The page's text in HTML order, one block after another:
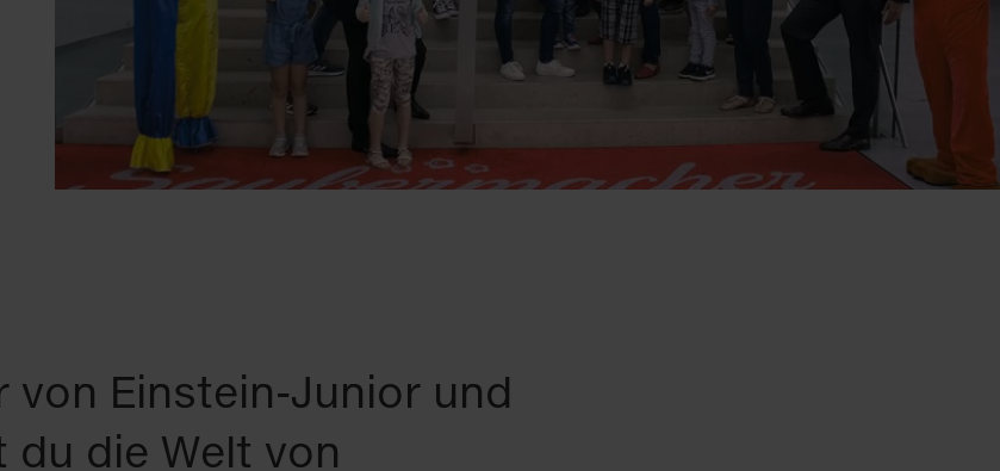
von Einstein-Junior und
du die Welt von